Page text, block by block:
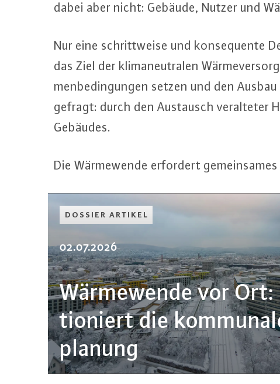
dabei aber nicht: Gebäude, Nutzer und
Nur eine schritt­wei­se und kon­se­quen­te
das Ziel der kli­ma­neu­tra­len
men­be­din­gun­gen setzen und den
gefragt: durch den Austausch ver­al­te­ter
Gebäudes.
Die Wär­me­wen­de erfordert
DOSSIER ARTIKEL
02.07.2026
Wär­me­wen­de vor
tio­niert die
pla­nung